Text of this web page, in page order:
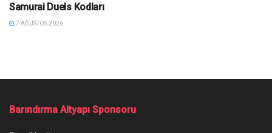
Samurai Duels Kodları
7 AĞUSTOS 2026